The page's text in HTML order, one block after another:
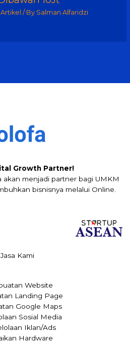
Artikel / By Salman Alfaridzi
Growth Partner!
akan menjadi partner bagi UMKM
bisnisnya melalui Online.
Jasa Kami
Website
Landing Page
Google Maps
Sosial Media
Iklan/Ads
Hardware